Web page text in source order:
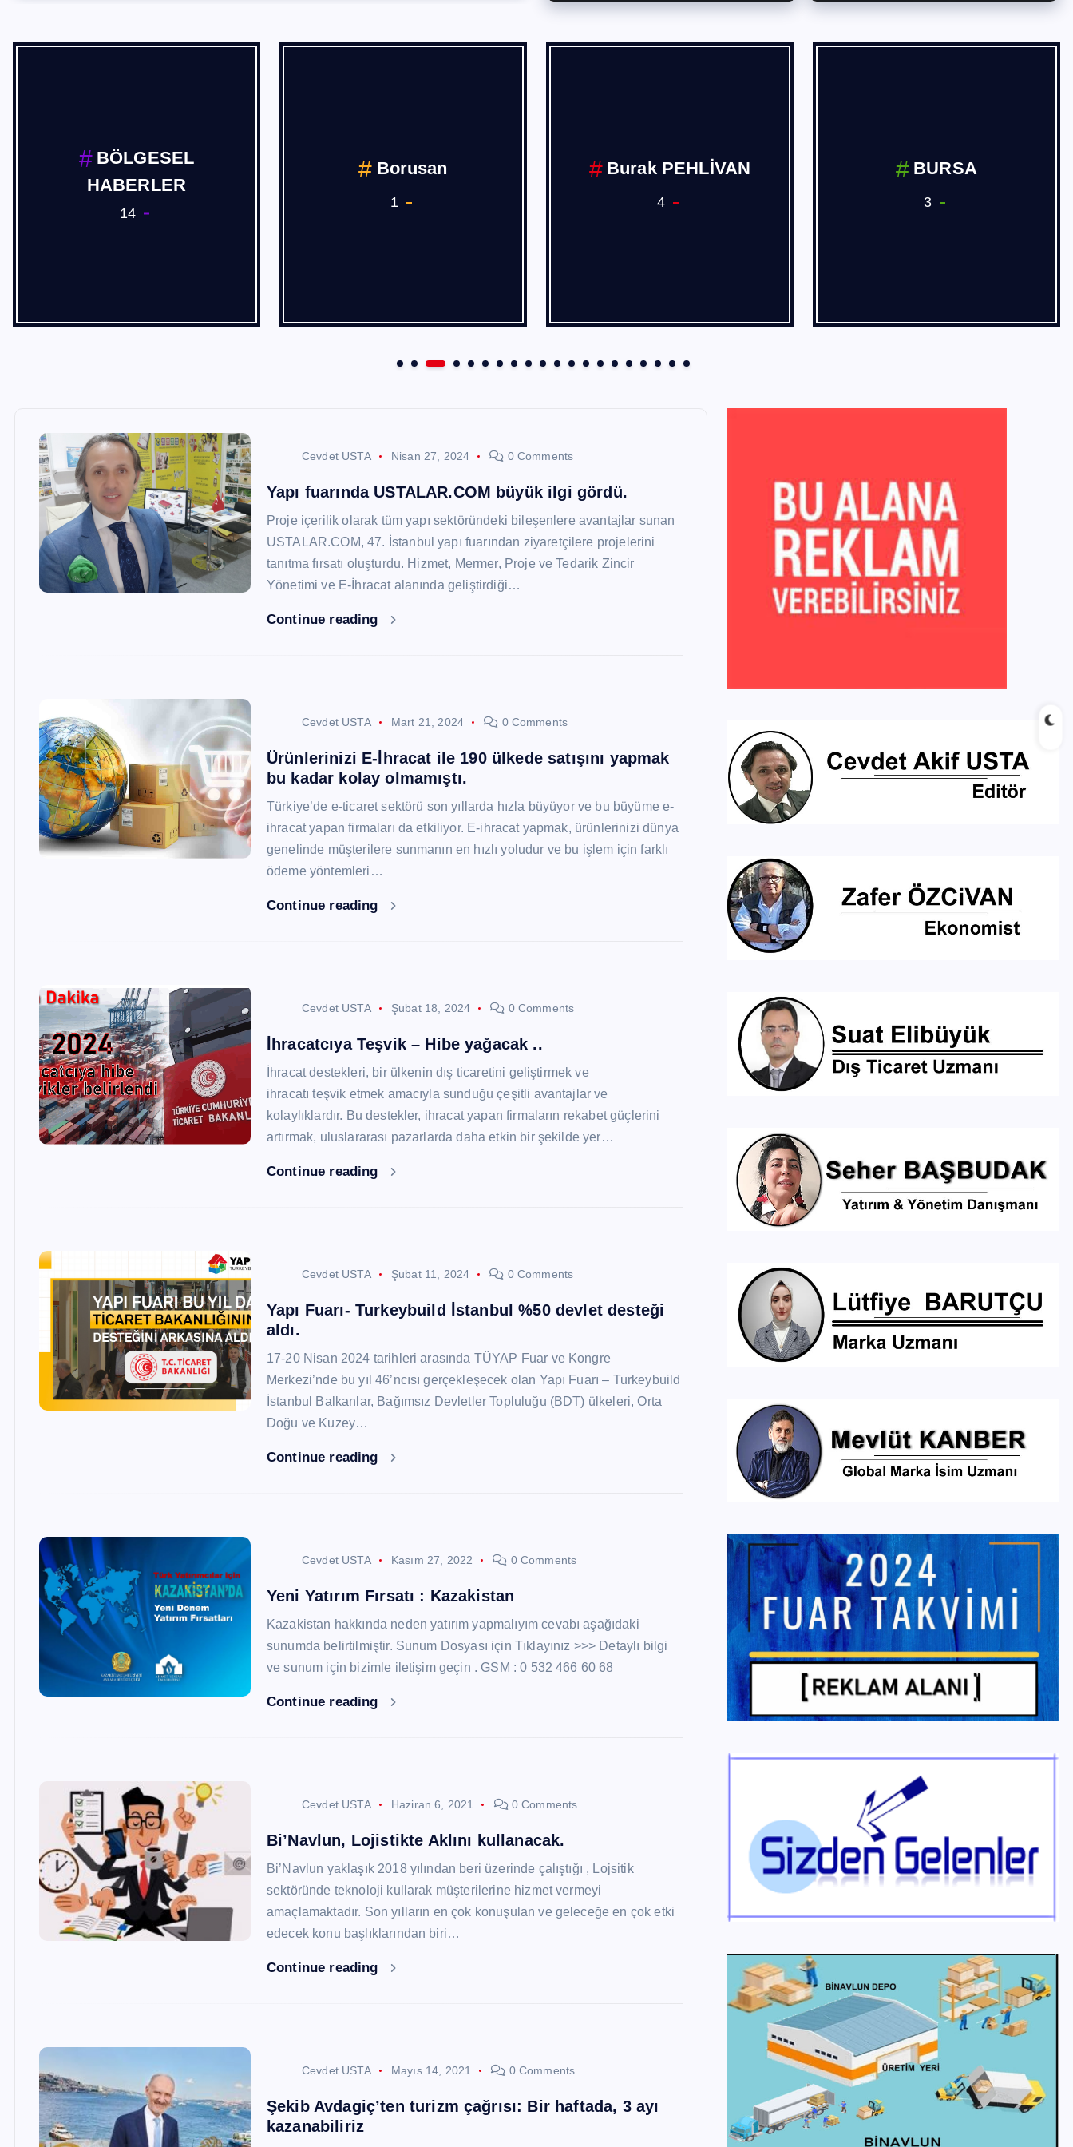
BÖLGESEL
HABERLER
14
Borusan
1
Burak PEHLİVAN
4
BURSA
3
Cevdet USTA Nisan 27, 2024 0 Comments
Yapı fuarında USTALAR.COM büyük ilgi gördü.
Proje içerilik olarak tüm yapı sektöründeki bileşenlere avantajlar sunan
USTALAR.COM, 47. İstanbul yapı fuarından ziyaretçilere projelerini
tanıtma fırsatı oluşturdu. Hizmet, Mermer, Proje ve Tedarik Zincir
Yönetimi ve E-İhracat alanında geliştirdiği…
Continue reading
Cevdet USTA Mart 21, 2024 0 Comments
Ürünlerinizi E-İhracat ile 190 ülkede satışını yapmak
bu kadar kolay olmamıştı.
Türkiye’de e-ticaret sektörü son yıllarda hızla büyüyor ve bu büyüme e-
ihracat yapan firmaları da etkiliyor. E-ihracat yapmak, ürünlerinizi dünya
genelinde müşterilere sunmanın en hızlı yoludur ve bu işlem için farklı
ödeme yöntemleri…
Continue reading
Cevdet USTA Şubat 18, 2024 0 Comments
İhracatcıya Teşvik – Hibe yağacak ..
İhracat destekleri, bir ülkenin dış ticaretini geliştirmek ve
ihracatı teşvik etmek amacıyla sunduğu çeşitli avantajlar ve
kolaylıklardır. Bu destekler, ihracat yapan firmaların rekabet güçlerini
artırmak, uluslararası pazarlarda daha etkin bir şekilde yer…
Continue reading
Cevdet USTA Şubat 11, 2024 0 Comments
Yapı Fuarı- Turkeybuild İstanbul %50 devlet desteği
aldı.
17-20 Nisan 2024 tarihleri arasında TÜYAP Fuar ve Kongre
Merkezi’nde bu yıl 46’ncısı gerçekleşecek olan Yapı Fuarı – Turkeybuild
İstanbul Balkanlar, Bağımsız Devletler Topluluğu (BDT) ülkeleri, Orta
Doğu ve Kuzey…
Continue reading
Cevdet USTA Kasım 27, 2022 0 Comments
Yeni Yatırım Fırsatı : Kazakistan
Kazakistan hakkında neden yatırım yapmalıyım cevabı aşağıdaki
sunumda belirtilmiştir. Sunum Dosyası için Tıklayınız >>> Detaylı bilgi
ve sunum için bizimle iletişim geçin . GSM : 0 532 466 60 68
Continue reading
Cevdet USTA Haziran 6, 2021 0 Comments
Bi’Navlun, Lojistikte Aklını kullanacak.
Bi’Navlun yaklaşık 2018 yılından beri üzerinde çalıştığı , Lojsitik
sektöründe teknoloji kullarak müşterilerine hizmet vermeyi
amaçlamaktadır. Son yılların en çok konuşulan ve geleceğe en çok etki
edecek konu başlıklarından biri…
Continue reading
Cevdet USTA Mayıs 14, 2021 0 Comments
Şekib Avdagiç’ten turizm çağrısı: Bir haftada, 3 ayı
kazanabiliriz